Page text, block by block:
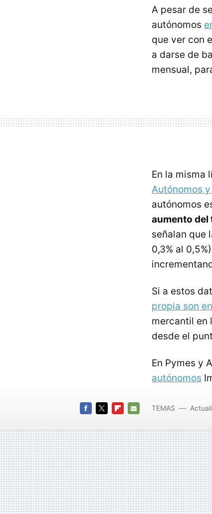
A pesar de
autónomos
que ver con
a darse de
mensual,
En la misma
Autónomos
autónomos
aumento del
señalan que
0,3% al
Si a estos
propia son
mercantil en
desde el
En Pymes y
autónomos
MAIL
TEMAS